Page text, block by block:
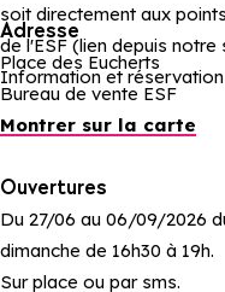
soit directement aux
de l'ESF (lien depuis
Information et réservation
Adresse
Place des Eucherts
Bureau de vente ESF
Montrer sur la carte
Ouvertures
Du 27/06 au 06/09/2026
dimanche de 16h30 à 19h.
Sur place ou par sms.